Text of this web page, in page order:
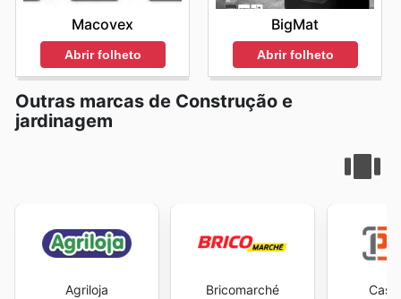
Macovex
Abrir folheto
BigMat
Abrir folheto
Outras marcas de Construção e
jardinagem
Agriloja Bricomarché